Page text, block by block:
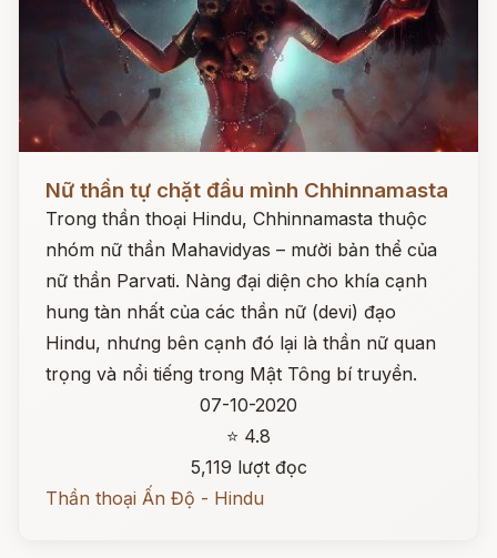
Nữ thần tự chặt đầu mình Chhinnamasta
Trong thần thoại Hindu, Chhinnamasta thuộc
nhóm nữ thần Mahavidyas – mười bản thể của
nữ thần Parvati. Nàng đại diện cho khía cạnh
hung tàn nhất của các thần nữ (devi) đạo
Hindu, nhưng bên cạnh đó lại là thần nữ quan
trọng và nổi tiếng trong Mật Tông bí truyền.
07-10-2020
⭐ 4.8
5,119 lượt đọc
Thần thoại Ấn Độ - Hindu